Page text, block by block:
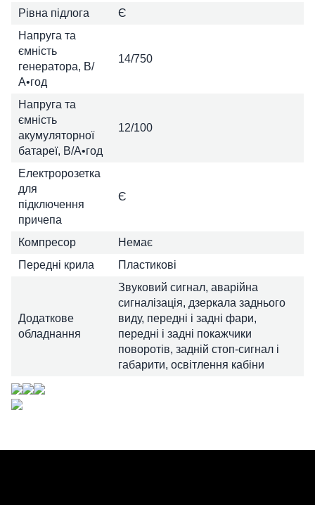
Рівна підлога
Є
Напруга та
ємність
генератора, В/
А•год
14/750
Напруга та
ємність
акумуляторної
батареї, В/А•год
12/100
Електророзетка
для
підключення
причепа
Є
Компресор
Немає
Передні крила
Пластикові
Додаткове
обладнання
Звуковий сигнал, аварійна
сигналізація, дзеркала заднього
виду, передні і задні фари,
передні і задні покажчики
поворотів, задній стоп-сигнал і
габарити, освітлення кабіни